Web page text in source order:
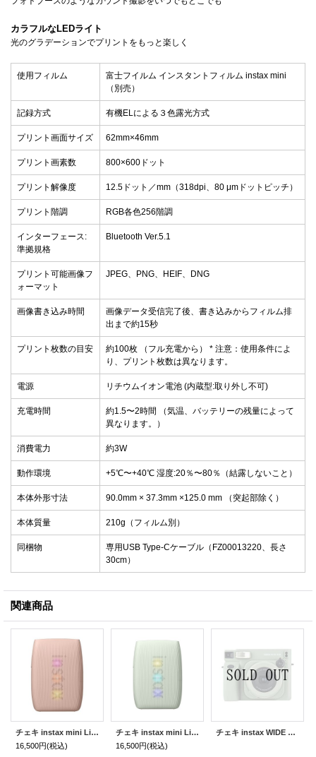
カラフルなLEDライト
光のグラデーションでプリントをもっと楽しく
使用フィルム
富士フイルム インスタントフィルム instax mini
（別売）
記録方式 有機ELによる３色露光方式
プリント画面サイズ 62mm×46mm
プリント画素数 800×600ドット
プリント解像度 12.5ドット／mm（318dpi、80 μmドットピッチ）
プリント階調 RGB各色256階調
インターフェース:
準拠規格
Bluetooth Ver.5.1
プリント可能画像フ
ォーマット
JPEG、PNG、HEIF、DNG
画像書き込み時間
画像データ受信完了後、書き込みからフィルム排
出まで約15秒
プリント枚数の目安
約100枚 （フル充電から） * 注意：使用条件によ
り、プリント枚数は異なります。
電源 リチウムイオン電池 (内蔵型:取り外し不可)
充電時間
約1.5〜2時間 （気温、バッテリーの残量によって
異なります。）
消費電力 約3W
動作環境 +5℃〜+40℃ 湿度:20％〜80％（結露しないこと）
本体外形寸法 90.0mm × 37.3mm ×125.0 mm （突起部除く）
本体質量 210g（フィルム別）
同梱物
専用USB Type-Cケーブル（FZ00013220、長さ
30cm）
関連商品
チェキ instax mini Link3 | ローズピンク
16,500円(税込)
チェキ instax mini Link3 | セージグリーン
16,500円(税込)
チェキ instax WIDE 400